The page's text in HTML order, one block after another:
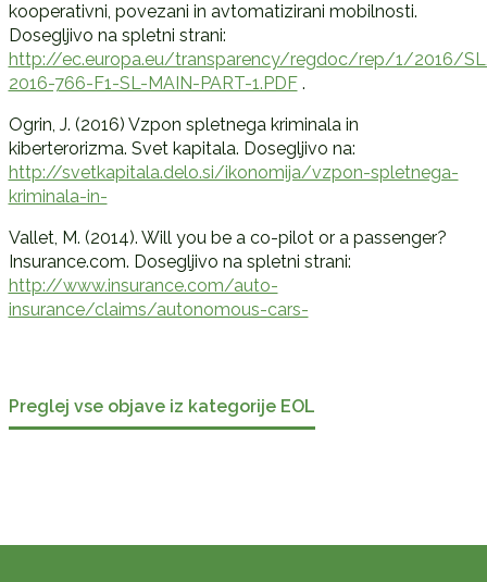
kooperativni, povezani in avtomatizirani mobilnosti.
Dosegljivo na spletni strani:
http://ec.europa.eu/transparency/regdoc/rep/1/2016/
2016-766-F1-SL-MAIN-PART-1.PDF.
Ogrin, J. (2016) Vzpon spletnega kriminala in
kiberterorizma. Svet kapitala. Dosegljivo na:
http://svetkapitala.delo.si/ikonomija/vzpon-spletnega-
kriminala-in-
Vallet, M. (2014). Will you be a co-pilot or a passenger?
Insurance.com. Dosegljivo na spletni strani:
http://www.insurance.com/auto-
insurance/claims/autonomous-cars-
Preglej vse objave iz kategorije EOL